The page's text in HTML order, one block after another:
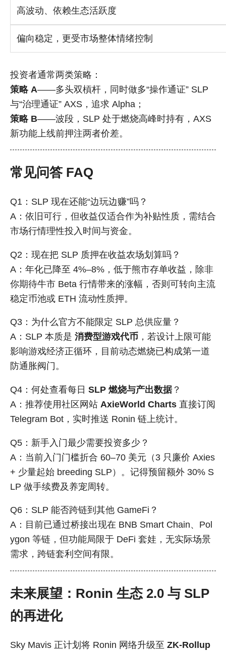
高波动、依赖生态活跃度
偏向稳定，更受市场整体情绪控制
投资者通常两类策略：
策略 A——多头双槓杆，同时做多“操作通证” SLP
与“治理通证” AXS，追求 Alpha；
策略 B——波段，SLP 处于燃烧高峰时持有，AXS
新功能上线前押注两者价差。
常见问答 FAQ
Q1：SLP 现在还能“边玩边赚”吗？
A：依旧可行，但收益仅适合作为补贴性质，需结合
市场行情理性投入时间与资金。
Q2：现在把 SLP 质押在收益农场划算吗？
A：年化已降至 4%–8%，低于熊市存单收益，除非
你期待牛市 Beta 行情带来的涨幅，否则可转向主流
稳定币池或 ETH 流动性质押。
Q3：为什么官方不能限定 SLP 总供应量？
A：SLP 本质是 消费型游戏代币 ，若设计上限可能
影响游戏经济正循环，目前动态燃烧已构成第一道
防通胀阀门。
Q4：何处查看每日 SLP 燃烧与产出数据？
A：推荐使用社区网站 AxieWorld Charts 直接订阅
Telegram Bot，实时推送 Ronin 链上统计。
Q5：新手入门最少需要投资多少？
A：当前入门门槛折合 60–70 美元（3 只廉价 Axies
+ 少量起始 breeding SLP）。记得预留额外 30% S
LP 做手续费及养宠周转。
Q6：SLP 能否跨链到其他 GameFi？
A：目前已通过桥接出现在 BNB Smart Chain、Pol
ygon 等链，但功能局限于 DeFi 套娃，无实际场景
需求，跨链套利空间有限。
未来展望：Ronin 生态 2.0 与 SLP
的再进化
Sky Mavis 正计划将 Ronin 网络升级至 ZK-Rollup